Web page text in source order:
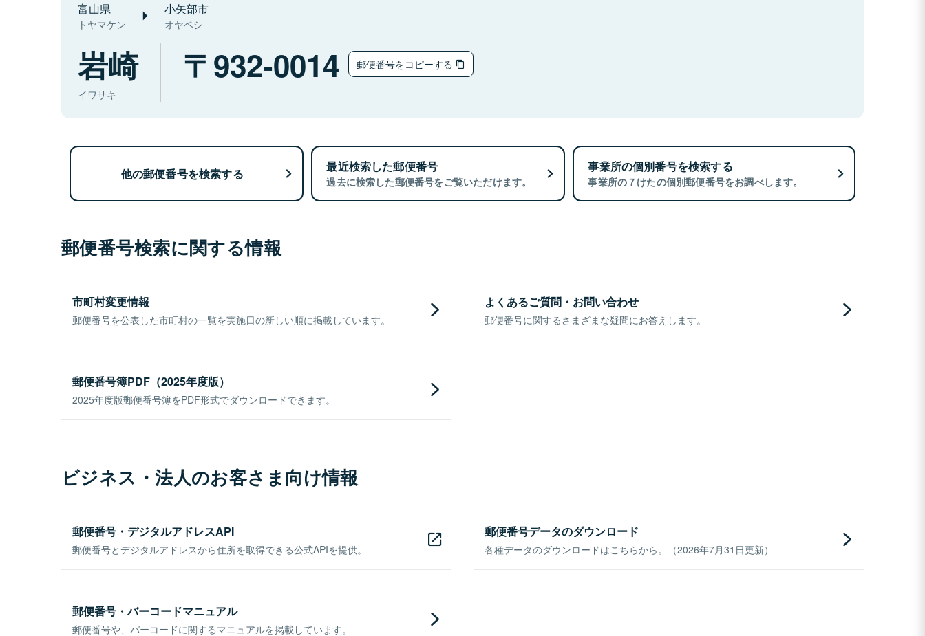
富山県
トヤマケン
小矢部市
オヤベシ
岩崎
イワサキ
932-0014 郵便番号をコピーする
他の郵便番号を検索する 最近検索した郵便番号
過去に検索した郵便番号をご覧いただけます。
事業所の個別番号を検索する
事業所の７けたの個別郵便番号をお調べします。
郵便番号検索に関する情報
市町村変更情報
郵便番号を公表した市町村の一覧を実施日の新しい順に掲載しています。
よくあるご質問・お問い合わせ
郵便番号に関するさまざまな疑問にお答えします。
郵便番号簿PDF（2025年度版）
2025年度版郵便番号簿をPDF形式でダウンロードできます。
ビジネス・法人のお客さま向け情報
郵便番号・デジタルアドレスAPI
郵便番号とデジタルアドレスから住所を取得できる公式APIを提供。
郵便番号データのダウンロード
各種データのダウンロードはこちらから。（2026年7月31日更新）
郵便番号・バーコードマニュアル
郵便番号や、バーコードに関するマニュアルを掲載しています。